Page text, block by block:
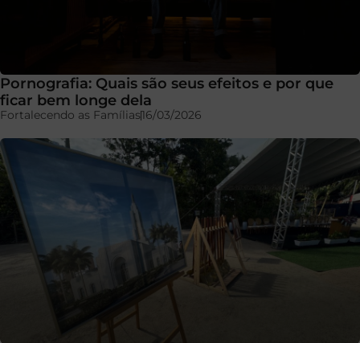
Pornografia: Quais são seus efeitos e por que
ficar bem longe dela
Fortalecendo as Famílias16/03/2026